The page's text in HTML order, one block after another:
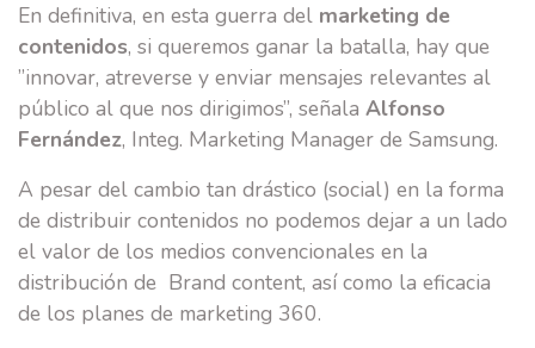
En definitiva, en esta guerra del marketing de
contenidos, si queremos ganar la batalla, hay que
”innovar, atreverse y enviar mensajes relevantes al
público al que nos dirigimos”, señala Alfonso
Fernández, Integ. Marketing Manager de Samsung.
A pesar del cambio tan drástico (social) en la forma
de distribuir contenidos no podemos dejar a un lado
el valor de los medios convencionales en la
distribución de Brand content, así como la eficacia
de los planes de marketing 360.